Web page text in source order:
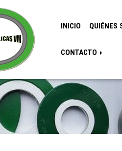
INICIO QUIÉNES
CONTACTO